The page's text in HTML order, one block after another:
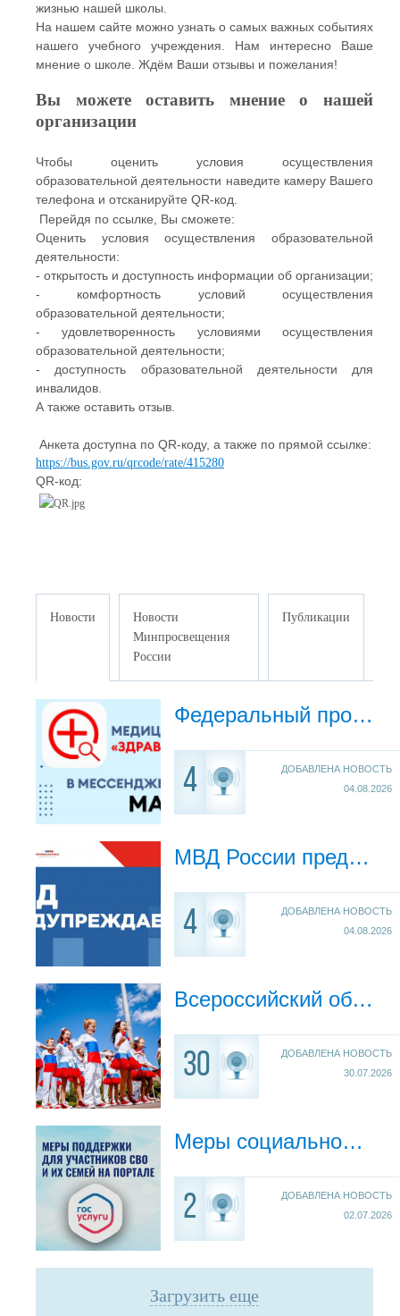
жизнью нашей школы.
На нашем сайте можно узнать о самых важных событиях
нашего учебного учреждения. Нам интересно Ваше
мнение о школе. Ждём Ваши отзывы и пожелания!
Вы можете оставить мнение о нашей
организации
Чтобы оценить условия осуществления
образовательной деятельности наведите камеру Вашего
телефона и отсканируйте QR-код.
Перейдя по ссылке, Вы сможете:
Оценить условия осуществления образовательной
деятельности:
- открытость и доступность информации об организации;
- комфортность условий осуществления
образовательной деятельности;
- удовлетворенность условиями осуществления
образовательной деятельности;
- доступность образовательной деятельности для
инвалидов.
А также оставить отзыв.
Анкета доступна по QR-коду, а также по прямой ссылке:
https://bus.gov.ru/qrcode/rate/415280
QR-код:
Новости
Новости
Минпросвещения
России
Публикации
Федеральный проект "ЗдравКонтроль"
4
ДОБАВЛЕНА НОВОСТЬ
04.08.2026
МВД России предупреждает ... (видеоролики)
4
ДОБАВЛЕНА НОВОСТЬ
04.08.2026
Всероссийский обзор «Дети России — сила государства»
30
ДОБАВЛЕНА НОВОСТЬ
30.07.2026
Меры социальной поддержки участникам СВО и членам их семей с использованием ЕГПУ
2
ДОБАВЛЕНА НОВОСТЬ
02.07.2026
Загрузить еще